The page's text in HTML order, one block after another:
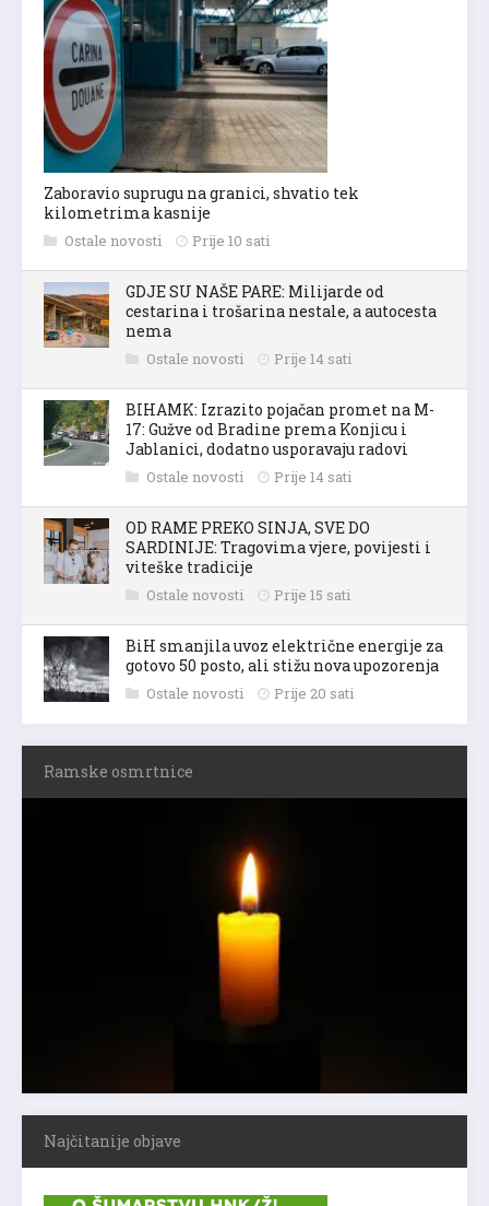
Zaboravio suprugu na granici, shvatio tek
kilometrima kasnije
Ostale novosti Prije 10 sati
GDJE SU NAŠE PARE: Milijarde od
cestarina i trošarina nestale, a autocesta
nema
Ostale novosti Prije 14 sati
BIHAMK: Izrazito pojačan promet na M-
17: Gužve od Bradine prema Konjicu i
Jablanici, dodatno usporavaju radovi
Ostale novosti Prije 14 sati
OD RAME PREKO SINJA, SVE DO
SARDINIJE: Tragovima vjere, povijesti i
viteške tradicije
Ostale novosti Prije 15 sati
BiH smanjila uvoz električne energije za
gotovo 50 posto, ali stižu nova upozorenja
Ostale novosti Prije 20 sati
Ramske osmrtnice
Najčitanije objave